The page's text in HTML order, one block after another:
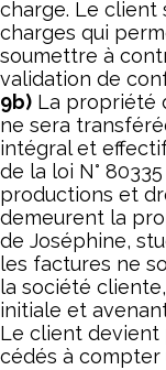
charge. Le client
charges qui
soumettre à
validation de
9b) La propriété
ne sera
intégral et
de la loi N°
productions et
demeurent la
de Joséphine,
les factures ne
la société
initiale et
Le client devient
cédés à compter